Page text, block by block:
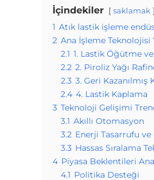
İçindekiler saklamak
1 Atık lastik işleme
2 Ana İşleme Teknolojisi
2.1 1. Lastik Öğütme
2.2 2. Piroliz Yağı
2.3 3. Geri
2.4 4. Lastik Kaplama
3 Teknoloji Gelişimi
3.1 Akıllı Otomasyon
3.2 Enerji Tasarrufu
3.3 Hassas Sıralama
4 Piyasa Beklentileri
4.1 Politika Desteği